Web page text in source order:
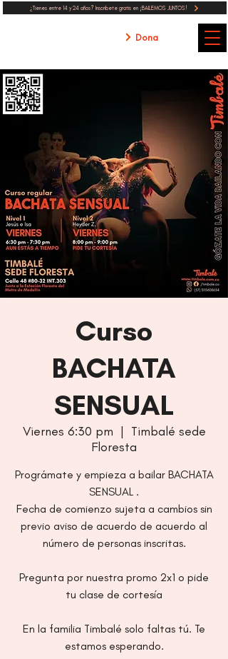
¿Tienes entre 14 y 24 años? Inscribete gratis en ¡BAILEMOS JUNTOS!
Dona
Curso
BACHATA
SENSUAL
Viernes 6:30 pm
  |
Timbalé sede
Floresta
Prográmate y empieza a bailar BACHATA
SENSUAL .
Fecha de comienzo sujeta a cambios sin
previo aviso de acuerdo de acuerdo al
número de personas inscritas.
Pregunta por nuestra promo 2x1 o pide
tu clase de cortesía
En la familia Timbalé solo faltas tú. Te
estamos esperando.